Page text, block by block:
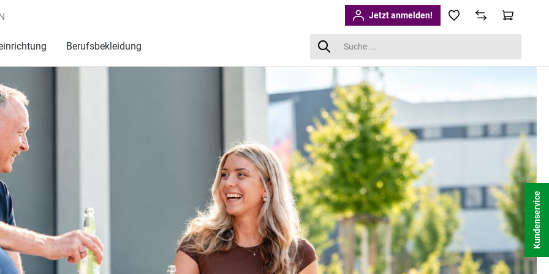
Jetzt anmelden!
Berufsbekleidung
Kundenservice